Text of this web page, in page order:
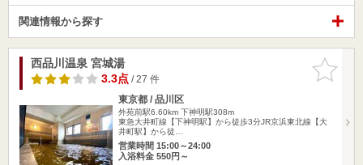
関連情報から探す
お気に入
りに追加
西品川温泉 宮城湯
3.3点/ 27 件
東京都 / 品川区
外苑前駅6.60km 下神明駅308m
東急大井町線【下神明駅】から徒歩3分JR京浜東北線【大
井町駅】から徒…
営業時間 15:00～24:00
入浴料金 550円～